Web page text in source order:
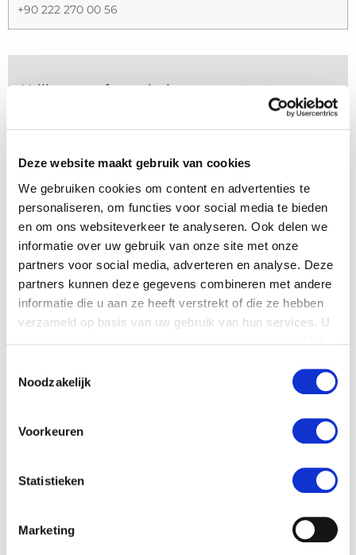
Deze website maakt gebruik van cookies
We gebruiken cookies om content en advertenties te
personaliseren, om functies voor social media te bieden
en om ons websiteverkeer te analyseren. Ook delen we
informatie over uw gebruik van onze site met onze
partners voor social media, adverteren en analyse. Deze
partners kunnen deze gegevens combineren met andere
informatie die u aan ze heeft verstrekt of die ze hebben
verzameld op basis van uw gebruik van hun services. U
Noodzakelijk
Voorkeuren
Statistieken
Marketing
+90 222 270 00 56
Utilice este formulario para contactar a su
Nombre de la compañía
País
Número de teléfono
Correo electrónico
Tu pregunta